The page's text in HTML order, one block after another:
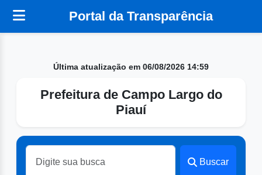
Portal da Transparência
Última atualização em 06/08/2026 14:59
Prefeitura de Campo Largo do
Piauí
Buscar